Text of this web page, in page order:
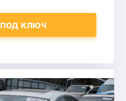
под ключ